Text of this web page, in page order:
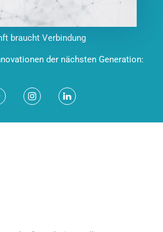
braucht Verbindung
der nächsten Generation: